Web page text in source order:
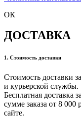
ОК
ДОСТАВКА
1. Стоимость доставки
Стоимость доставки
и курьерской службы.
Бесплатная доставка
сумме заказа от 8 000
сайте.